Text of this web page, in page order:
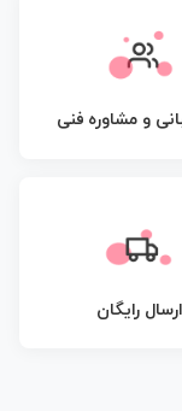
و مشاوره فنی
ارسال رایگان